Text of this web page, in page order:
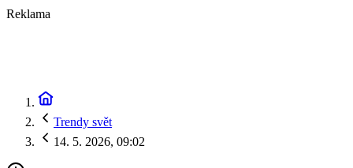
Reklama
Trendy svět
14. 5. 2026, 09:02